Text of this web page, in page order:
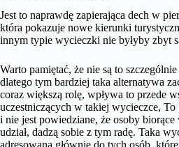
Jest to naprawdę zapierająca dech w
która pokazuje nowe kierunki
innym typie wycieczki nie byłyby zbyt
Warto pamiętać, że nie są to
dlatego tym bardziej taka alternatywa
coraz większą rolę, wpływa to przede
uczestniczących w takiej wycieczce,
i nie jest powiedziane, że osoby
udział, dadzą sobie z tym radę. Taka